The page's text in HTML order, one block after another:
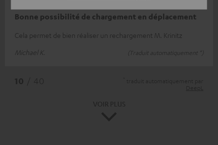
Bonne possibilité de chargement en déplacement
Cela permet de bien réaliser un rechargement M. Krinitz
Michael K.
(Traduit automatiquement *)